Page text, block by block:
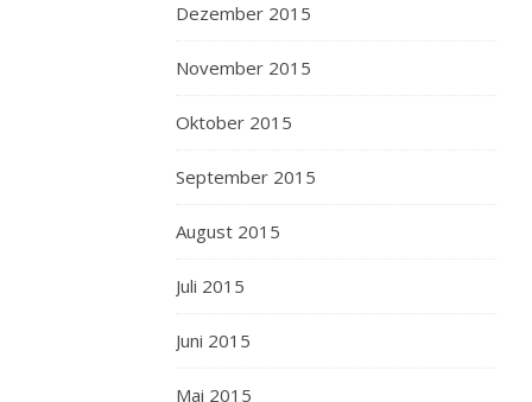
Dezember 2015
November 2015
Oktober 2015
September 2015
August 2015
Juli 2015
Juni 2015
Mai 2015